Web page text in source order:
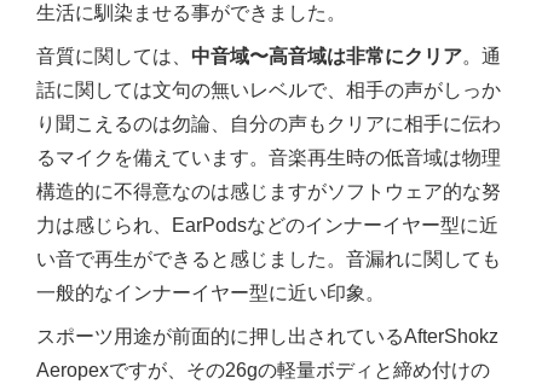
生活に馴染ませる事ができました。
音質に関しては、 中音域〜高音域は非常にクリア。通
話に関しては文句の無いレベルで、相手の声がしっか
り聞こえるのは勿論、自分の声もクリアに相手に伝わ
るマイクを備えています。音楽再生時の低音域は物理
構造的に不得意なのは感じますがソフトウェア的な努
力は感じられ、EarPodsなどのインナーイヤー型に近
い音で再生ができると感じました。音漏れに関しても
一般的なインナーイヤー型に近い印象。
スポーツ用途が前面的に押し出されているAfterShokz
Aeropexですが、その26gの軽量ボディと締め付けの